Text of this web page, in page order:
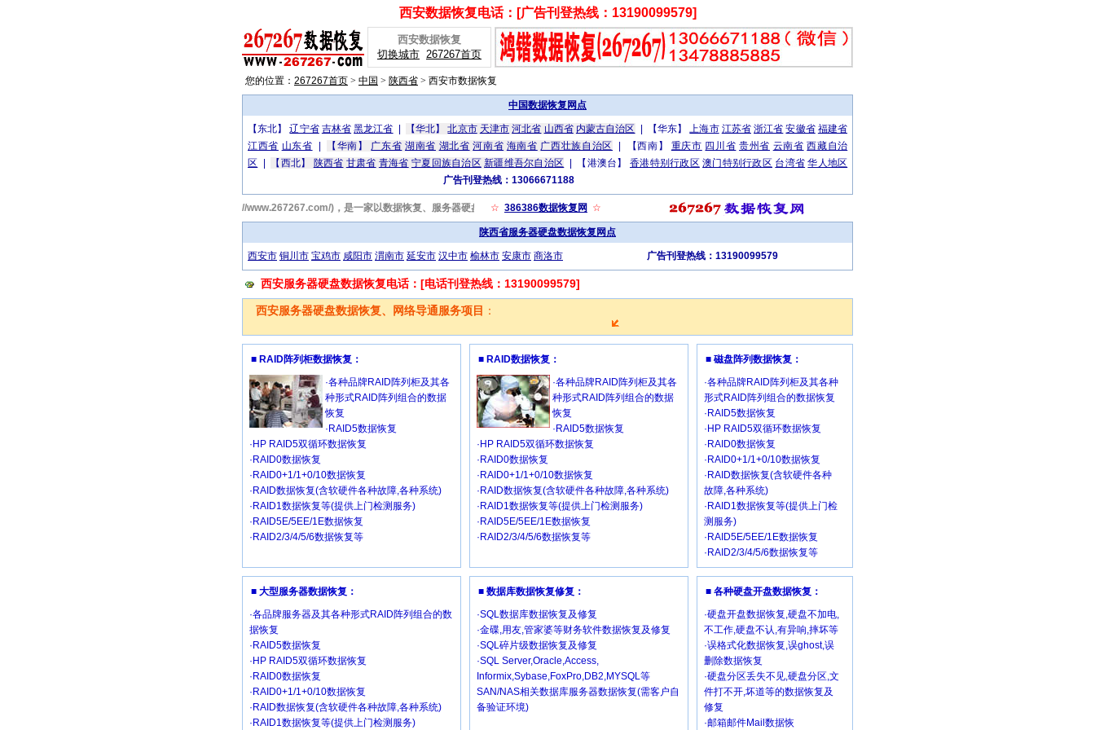
西安数据恢复电话：[广告刊登热线：13190099579]
西安数据恢复
切换城市 267267首页
您的位置： 267267首页 > 中国 > 陕西省 > 西安市数据恢复
中国数据恢复网点
【东北】辽宁省 吉林省 黑龙江省 【华北】北京市 天津市 河北省 山西省 内蒙古自治区 【华东】上海市 江苏省 浙江省 安徽省 福建省
江西省 山东省 【华南】 广东省 湖南省 湖北省 河南省 海南省 广西壮族自治区 【西南】 重庆市 四川省 贵州省 云南省 西藏自治
区
【西北】 陕西省 甘肃省 青海省 宁夏回族自治区 新疆维吾尔自治区 【港澳台】 香港特别行政区 澳门特别行政区 台湾省 华人地区
广告刊登热线：13066671188
267267西安数据恢复网(http://www.267267.com/)，是一家以数据恢复、服务器硬盘数据恢复、电脑维护、上门修电脑、硬盘数据恢复、网页设计制作、笔记本数据恢复、网络工程为主的高科技企业，公司自成立以来，
☆ 386386数据恢复网 ☆
陕西省服务器硬盘数据恢复网点
西安市 铜川市 宝鸡市 咸阳市 渭南市 延安市 汉中市 榆林市 安康市 商洛市 广告刊登热线：13190099579
西安服务器硬盘数据恢复电话：[电话刊登热线：13190099579]
西安服务器硬盘数据恢复、网络导通服务项目 ：
■ RAID阵列柜数据恢复：
·各种品牌RAID阵列柜及其各
种形式RAID阵列组合的数据
恢复
·RAID5数据恢复
·HP RAID5双循环数据恢复
·RAID0数据恢复
·RAID0+1/1+0/10数据恢复
·RAID数据恢复(含软硬件各种故障,各种系统)
·RAID1数据恢复等(提供上门检测服务)
·RAID5E/5EE/1E数据恢复
·RAID2/3/4/5/6数据恢复等
■ RAID数据恢复：
·各种品牌RAID阵列柜及其各
种形式RAID阵列组合的数据
恢复
·RAID5数据恢复
·HP RAID5双循环数据恢复
·RAID0数据恢复
·RAID0+1/1+0/10数据恢复
·RAID数据恢复(含软硬件各种故障,各种系统)
·RAID1数据恢复等(提供上门检测服务)
·RAID5E/5EE/1E数据恢复
·RAID2/3/4/5/6数据恢复等
■ 磁盘阵列数据恢复：
·各种品牌RAID阵列柜及其各种
形式RAID阵列组合的数据恢复
·RAID5数据恢复
·HP RAID5双循环数据恢复
·RAID0数据恢复
·RAID0+1/1+0/10数据恢复
·RAID数据恢复(含软硬件各种
故障,各种系统)
·RAID1数据恢复等(提供上门检
测服务)
·RAID5E/5EE/1E数据恢复
·RAID2/3/4/5/6数据恢复等
■ 大型服务器数据恢复：
·各品牌服务器及其各种形式RAID阵列组合的数
据恢复
·RAID5数据恢复
·HP RAID5双循环数据恢复
·RAID0数据恢复
·RAID0+1/1+0/10数据恢复
·RAID数据恢复(含软硬件各种故障,各种系统)
·RAID1数据恢复等(提供上门检测服务)
■ 数据库数据恢复修复：
·SQL数据库数据恢复及修复
·金碟,用友,管家婆等财务软件数据恢复及修复
·SQL碎片级数据恢复及修复
·SQL Server,Oracle,Access,
Informix,Sybase,FoxPro,DB2,MYSQL等
SAN/NAS相关数据库服务器数据恢复(需客户自
备验证环境)
■ 各种硬盘开盘数据恢复：
·硬盘开盘数据恢复,硬盘不加电,
不工作,硬盘不认,有异响,摔坏等
·误格式化数据恢复,误ghost,误
删除数据恢复
·硬盘分区丢失不见,硬盘分区,文
件打不开,坏道等的数据恢复及
修复
·邮箱邮件Mail数据恢